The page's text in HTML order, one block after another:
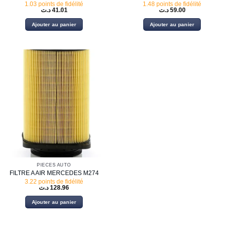
1.03 points de fidélité
41.01 د.ت
Ajouter au panier
1.48 points de fidélité
59.00 د.ت
Ajouter au panier
PIECES AUTO
FILTRE A AIR MERCEDES M274
3.22 points de fidélité
128.96 د.ت
Ajouter au panier